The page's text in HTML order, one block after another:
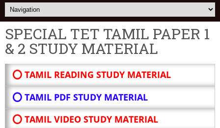
SPECIAL TET TAMIL PAPER 1
& 2 STUDY MATERIAL
⭕ TAMIL READING STUDY MATERIAL
⭕ TAMIL PDF STUDY MATERIAL
⭕ TAMIL VIDEO STUDY MATERIAL